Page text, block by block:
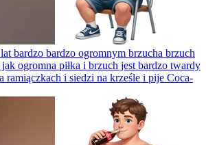
bardzo bardzo ogromnym brzucha brzuch
jak ogromna piłka i brzuch jest bardzo twardy
ramiączkach i siedzi na krześle i pije Coca-